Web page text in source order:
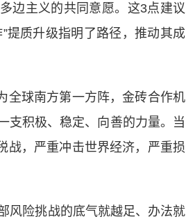
边主义的共同意愿。这3点建议
提质升级指明了路径，推动其成
球南方第一方阵，金砖合作机
支积极、稳定、向善的力量。当
战，严重冲击世界经济，严重损
险挑战的底气就越足、办法就